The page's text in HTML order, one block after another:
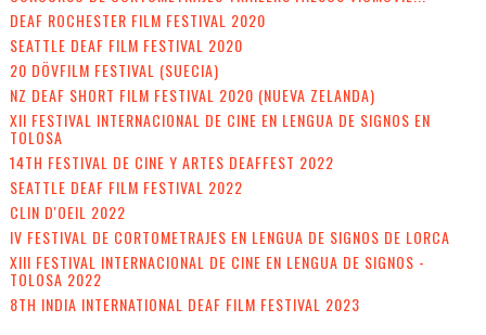
DEAF ROCHESTER FILM FESTIVAL 2020
SEATTLE DEAF FILM FESTIVAL 2020
20 DÖVFILM FESTIVAL (SUECIA)
NZ DEAF SHORT FILM FESTIVAL 2020 (NUEVA ZELANDA)
XII FESTIVAL INTERNACIONAL DE CINE EN LENGUA DE SIGNOS EN
TOLOSA
14TH FESTIVAL DE CINE Y ARTES DEAFFEST 2022
SEATTLE DEAF FILM FESTIVAL 2022
CLIN D'OEIL 2022
IV FESTIVAL DE CORTOMETRAJES EN LENGUA DE SIGNOS DE LORCA
XIII FESTIVAL INTERNACIONAL DE CINE EN LENGUA DE SIGNOS -
TOLOSA 2022
8TH INDIA INTERNATIONAL DEAF FILM FESTIVAL 2023